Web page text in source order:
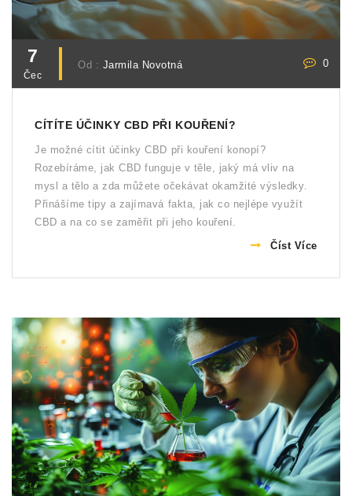
7
Čec
Od : Jarmila Novotná 0
CÍTÍTE ÚČINKY CBD PŘI KOUŘENÍ?
Je možné cítit účinky CBD při kouření konopí?
Rozebíráme, jak CBD funguje v těle, jaký má vliv na
mysl a tělo a zda můžete očekávat okamžité výsledky.
Přinášíme tipy a zajímavá fakta, jak co nejlépe využít
CBD a na co se zaměřit při jeho kouření.
Číst Více